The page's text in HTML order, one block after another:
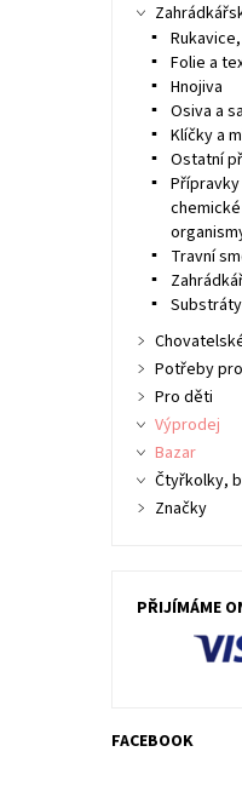
Folie a
Hnojiva
Osiva a
Klíčky a
Ostatní
Travní
Substráty
Potřeby
Pro děti
Výprodej
Bazar
Čtyřkolky,
Značky
PŘIJÍMÁME
FACEBOOK